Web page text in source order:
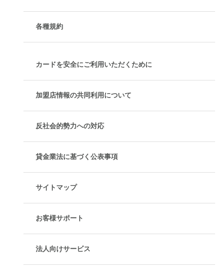
各種規約
カードを安全にご利用いただくために
加盟店情報の共同利用について
反社会的勢力への対応
貸金業法に基づく公表事項
サイトマップ
お客様サポート
法人向けサービス